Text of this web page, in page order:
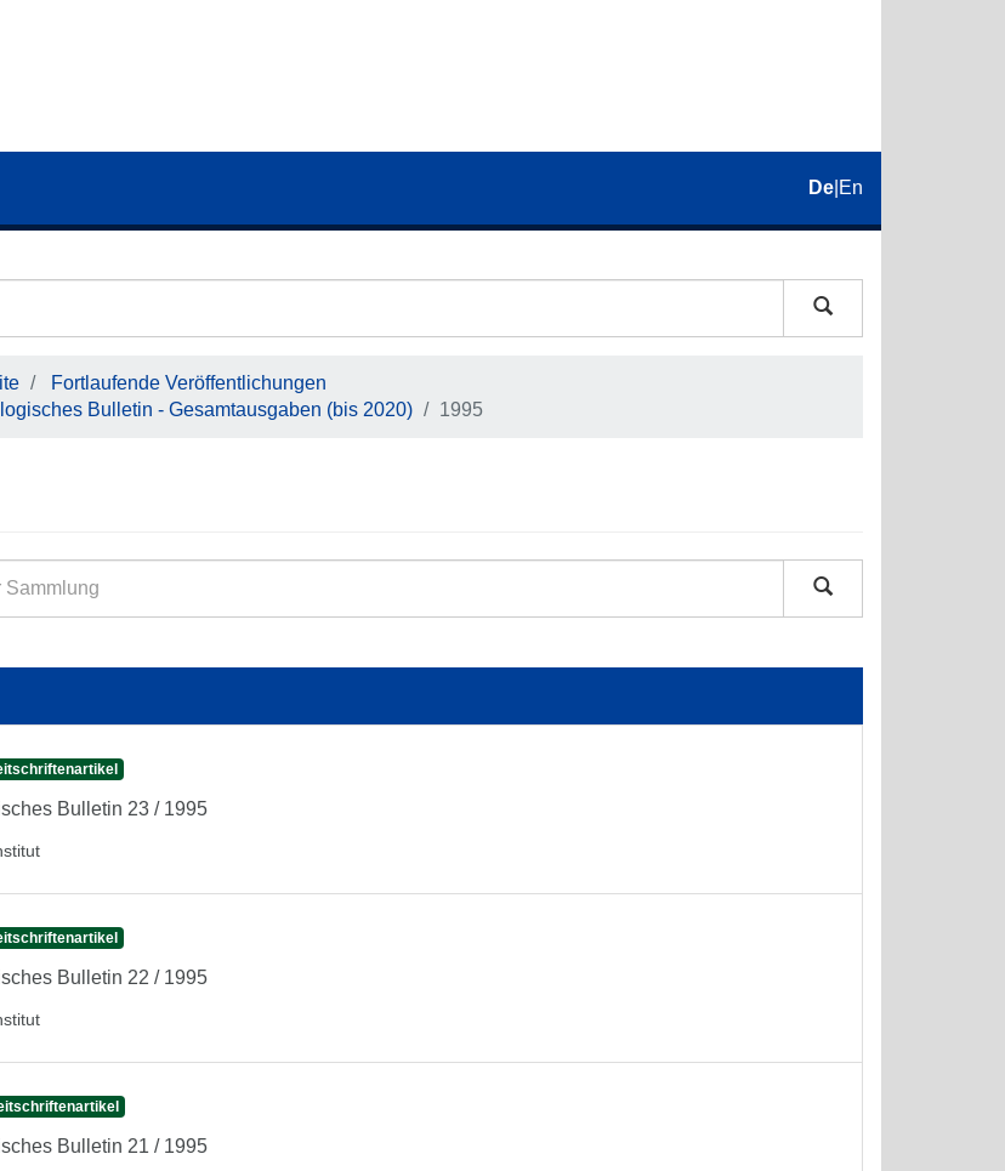
De En
Fortlaufende Veröffentlichungen
Bulletin - Gesamtausgaben (bis 2020)
1995
Bulletin 23 / 1995
Bulletin 22 / 1995
Bulletin 21 / 1995